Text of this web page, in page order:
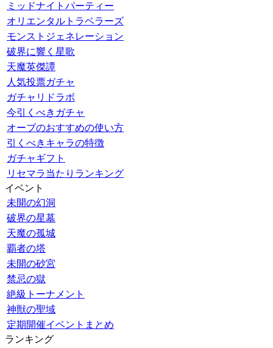
ミッドナイトパーティー
オリエンタルトラベラーズ
モンストジェネレーション
破界に響く星歌
天魔英傑譚
人気投票ガチャ
ガチャリドラボ
今引くべきガチャ
オーブのおすすめの使い方
引くべきキャラの特徴
ガチャギフト
リセマラ当たりランキング
イベント
未開の幻洞
破界の星墓
天魔の孤城
覇者の塔
未開の砂宮
禁忌の獄
絶級トーナメント
神獣の聖域
定期開催イベントまとめ
ランキング